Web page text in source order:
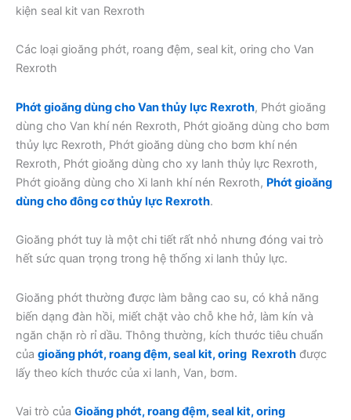
kiện seal kit van Rexroth
Các loại gioăng phớt, roang đệm, seal kit, oring cho Van
Rexroth
Phớt gioăng dùng cho Van thủy lực Rexroth, Phớt gioăng
dùng cho Van khí nén Rexroth, Phớt gioăng dùng cho bơm
thủy lực Rexroth, Phớt gioăng dùng cho bơm khí nén
Rexroth, Phớt gioăng dùng cho xy lanh thủy lực Rexroth,
Phớt gioăng dùng cho Xi lanh khí nén Rexroth, Phớt gioăng
dùng cho đông cơ thủy lực Rexroth.
Gioăng phớt tuy là một chi tiết rất nhỏ nhưng đóng vai trò
hết sức quan trọng trong hệ thống xi lanh thủy lực.
Gioăng phớt thường được làm bằng cao su, có khả năng
biến dạng đàn hồi, miết chặt vào chỗ khe hở, làm kín và
ngăn chặn rò rỉ dầu. Thông thường, kích thước tiêu chuẩn
của gioăng phớt, roang đệm, seal kit, oring Rexroth được
lấy theo kích thước của xi lanh, Van, bơm.
Vai trò của Gioăng phớt, roang đệm, seal kit, oring